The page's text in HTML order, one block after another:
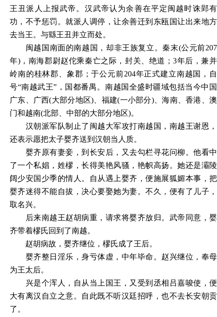
王丑派人上报武帝。汉武帝认为余善在平定闽越时诛郢有
功，不予惩罚。就派人调停，让余善迁到东瓯国让出来地方
去当王。与繇王丑并立而处。
闽越国南面的南越国，却非王族复立。秦末(公元前207
年)，南海郡尉赵佗乘秦亡之际，封关、绝道；3年后，兼并
岭南的桂林郡、象郡；于公元前204年正式建立南越国，自
号“南越武王”，国都番禺。南越国全盛时疆域包括当今中国
广东、广西(大部分地区)、福建(一小部分)、海南、香港、澳
门和越南(北部、中部的大部分地区)。
汉朝派军队制止了闽越大军攻打南越国，南越王谢恩，
还表示愿把太子婴齐送到汉朝当人质。
婴齐原有妻妾，到长安后，又去勾栏寻花问柳。他看中
了一个私娼，姓樛，长得美艳风骚，艳帜高扬。她还是灞陵
阔少安国少季的情人。自从遇上婴齐，便施展狐媚本事，把
婴齐迷得不能自拔，决心要娶她为妻。不久，便有了儿子，
取名兴。
后来南越王赵胡病重，请求将婴齐放归。武帝同意，婴
齐带着樛氏回到了南越。
赵胡病故，婴齐继位，樛氏成了王后。
婴齐整日淫乐，身亏体虚，中年毕命。赵兴继位，奉母
为王太后。
兴是个浑人，自从当上国王，又受到丞相吕嘉唆使，便
大有离汉自立之意。自此既不听汉廷招呼，也不去长安朝贡
了。